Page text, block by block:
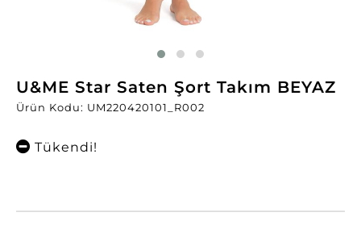
U&ME Star Saten Şort Takım BEYAZ
Ürün Kodu: UM220420101_R002
Tükendi!